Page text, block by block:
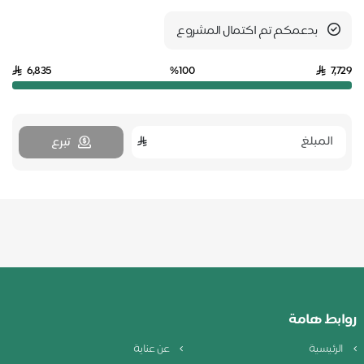
بدعمكم تم اكتمال المشروع
7,729
%100
6,835
تبرع
روابط هامة
الرئيسية
عن عناية